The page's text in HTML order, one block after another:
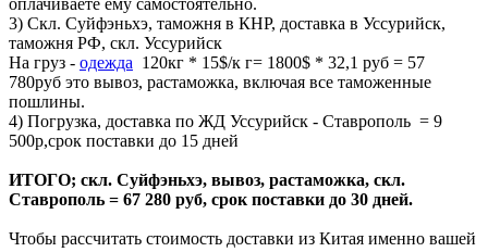
3) Скл. Суйфэньхэ, таможня в КНР, доставка в Уссурийск,
таможня РФ, скл. Уссурийск
На груз - одежда 120кг * 15$/к г= 1800$ * 32,1 руб = 57
780руб это вывоз, растаможка, включая все таможенные
пошлины.
4) Погрузка, доставка по ЖД Уссурийск - Ставрополь = 9
500р,срок поставки до 15 дней
ИТОГО; скл. Суйфэньхэ, вывоз, растаможка, скл.
Ставрополь = 67 280 руб, срок поставки до 30 дней.
Чтобы рассчитать стоимость доставки из Китая именно вашей